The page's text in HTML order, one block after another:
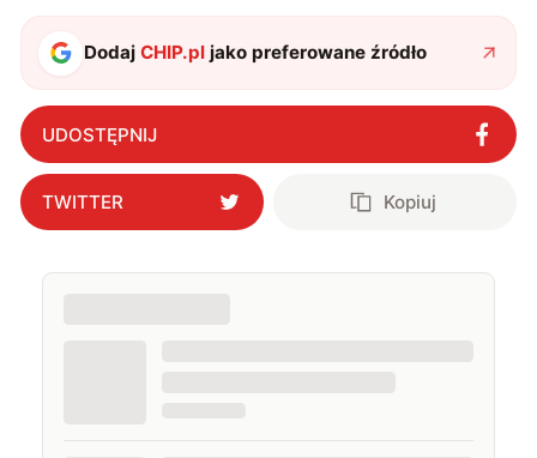
DodajCHIP.pl jako preferowane źródło
UDOSTĘPNIJ
TWITTER Kopiuj